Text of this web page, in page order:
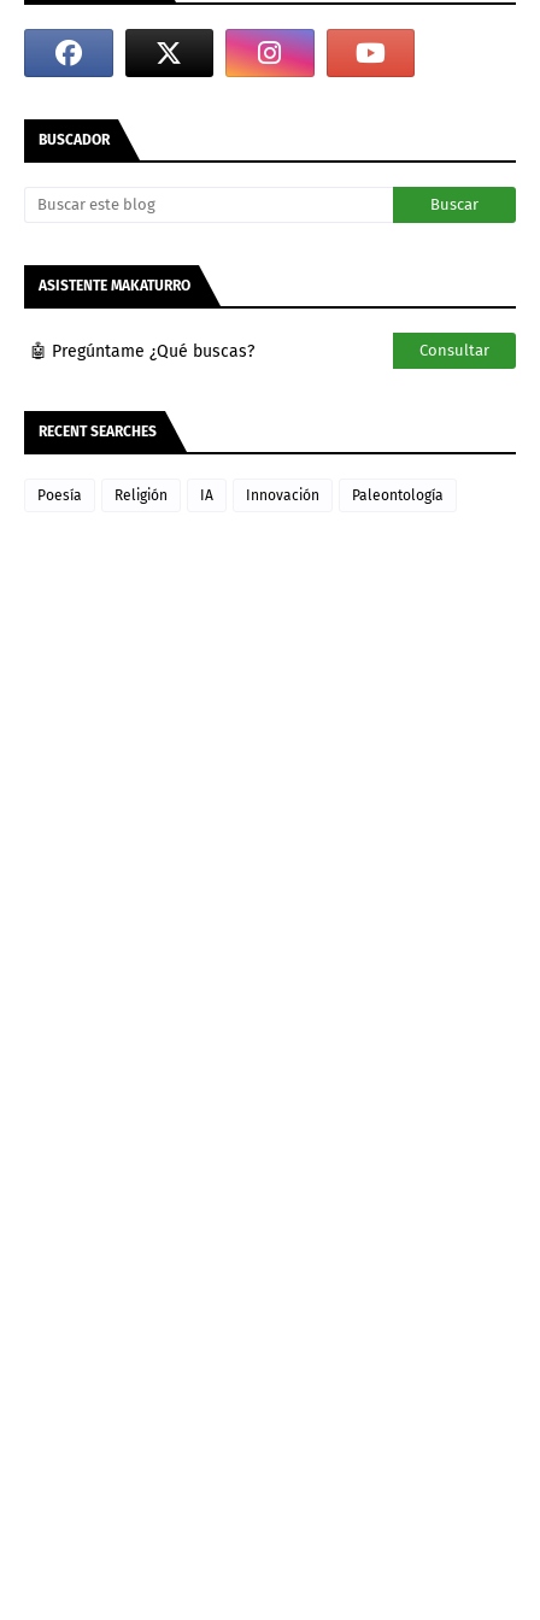
BUSCADOR
ASISTENTE MAKATURRO
🤖 Pregúntame ¿Qué buscas? Consultar
RECENT SEARCHES
Poesía Religión IA Innovación Paleontología